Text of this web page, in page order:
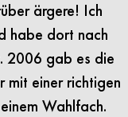
ärgere! Ich
habe dort nach
2006 gab es die
mit einer richtigen
Wahlfach.